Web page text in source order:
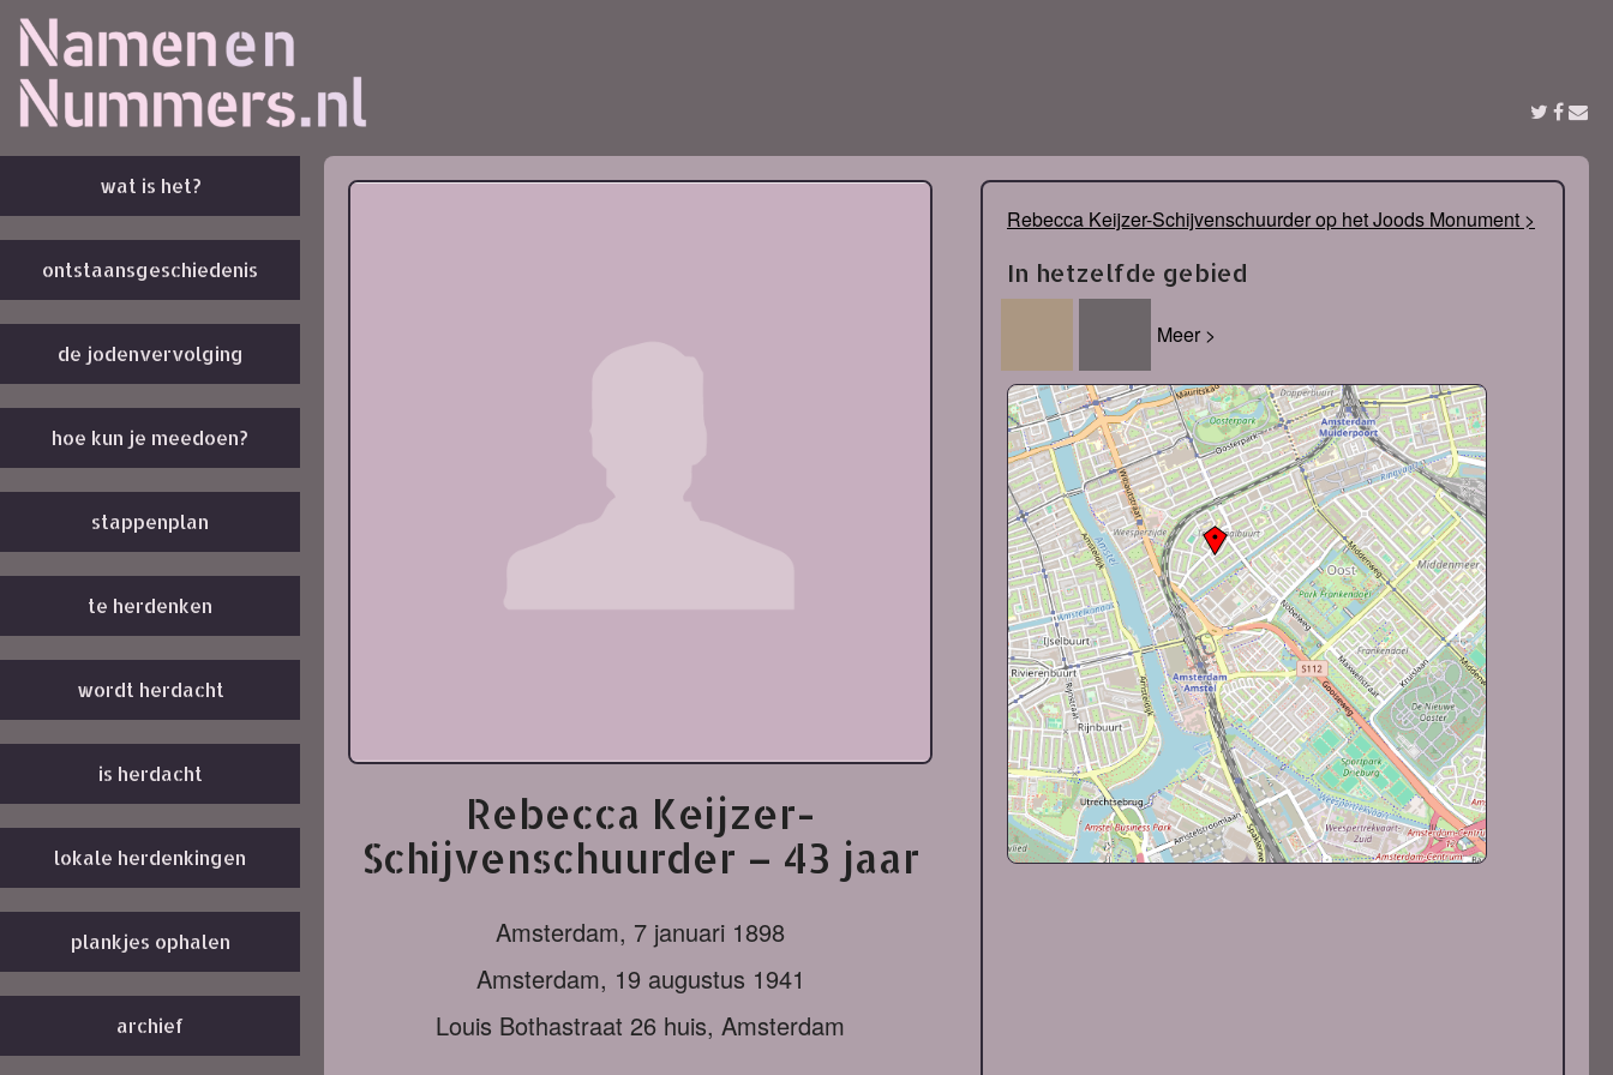
wat is het?
ontstaansgeschiedenis
de jodenvervolging
hoe kun je meedoen?
stappenplan
te herdenken
wordt herdacht
is herdacht
lokale herdenkingen
plankjes ophalen
archief
Rebecca Keijzer-
Schijvenschuurder – 43 jaar
Amsterdam, 7 januari 1898
Amsterdam, 19 augustus 1941
Louis Bothastraat 26 huis, Amsterdam
Rebecca Keijzer-Schijvenschuurder op het Joods Monument >
In hetzelfde gebied
Meer >